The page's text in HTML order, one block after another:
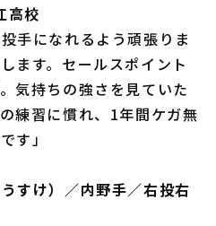
高校
手になれるよう頑張りま
ます。セールスポイント
気持ちの強さを見ていた
練習に慣れ、1年間ケガ無
す」
すけ）／内野手／右投右